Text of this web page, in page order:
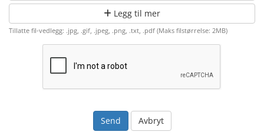
Legg til mer
Tillatte fil-vedlegg: .jpg, .gif, .jpeg, .png, .txt, .pdf (Maks filstørrelse: 2MB)
Avbryt